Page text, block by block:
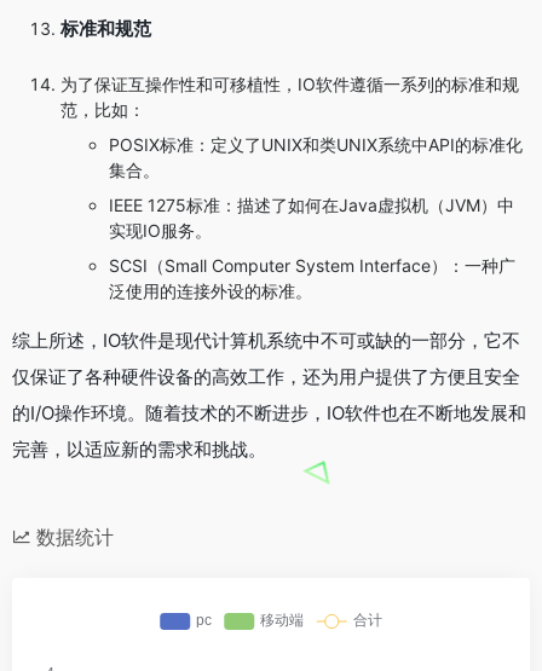
标准和规范
为了保证互操作性和可移植性，IO软件遵循一系列的标准和规
范，比如：
POSIX标准：定义了UNIX和类UNIX系统中API的标准化
集合。
IEEE 1275标准：描述了如何在Java虚拟机（JVM）中
实现IO服务。
SCSI（Small Computer System Interface）：一种广
泛使用的连接外设的标准。
综上所述，IO软件是现代计算机系统中不可或缺的一部分，它不
仅保证了各种硬件设备的高效工作，还为用户提供了方便且安全
的I/O操作环境。随着技术的不断进步，IO软件也在不断地发展和
完善，以适应新的需求和挑战。
数据统计